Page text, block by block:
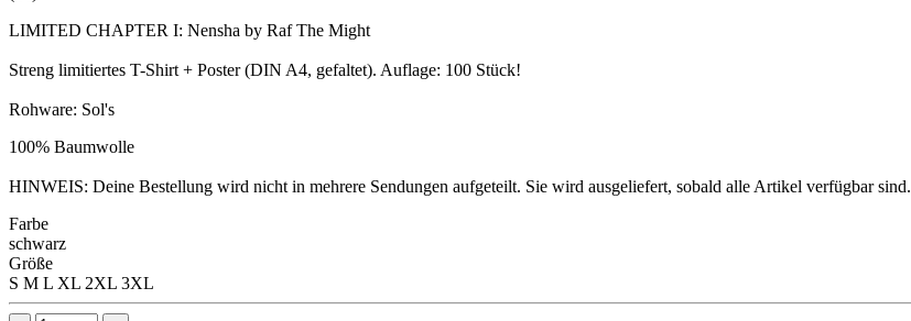
LIMITED CHAPTER I: Nensha by Raf The Might
Streng limitiertes T-Shirt + Poster (DIN A4, gefaltet). Auflage: 100 Stück!
Rohware: Sol's
100% Baumwolle
HINWEIS: Deine Bestellung wird nicht in mehrere Sendungen aufgeteilt. Sie wird ausgeliefert, sobald alle Artikel verfügbar sind.
Farbe
schwarz
Größe
S M L XL 2XL 3XL